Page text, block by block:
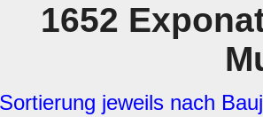
1652
Sortierung jeweils nach